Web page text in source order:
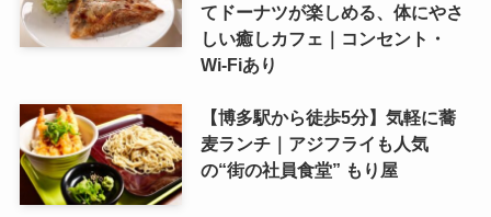
てドーナツが楽しめる、体にやさ
しい癒しカフェ｜コンセント・
Wi-Fiあり
【博多駅から徒歩5分】気軽に蕎
麦ランチ｜アジフライも人気
の“街の社員食堂” もり屋